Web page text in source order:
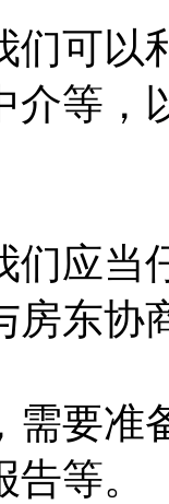
们可以
介等，
们应当
房东协
需要准
等。